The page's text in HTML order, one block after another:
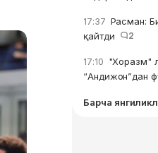
17:37 Расман:
қайтди
2
17:10 "Хоразм"
“Андижон”дан
Барча